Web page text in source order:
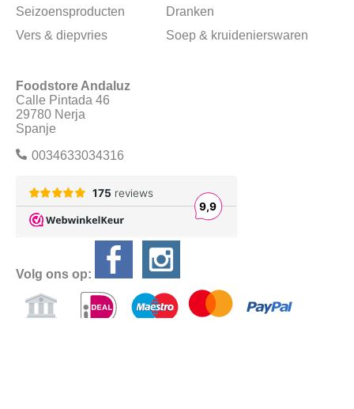
Seizoensproducten
Dranken
Vers & diepvries
Soep & kruidenierswaren
Foodstore Andaluz
Calle Pintada 46
29780 Nerja
Spanje
0034633034316
Volg ons op: